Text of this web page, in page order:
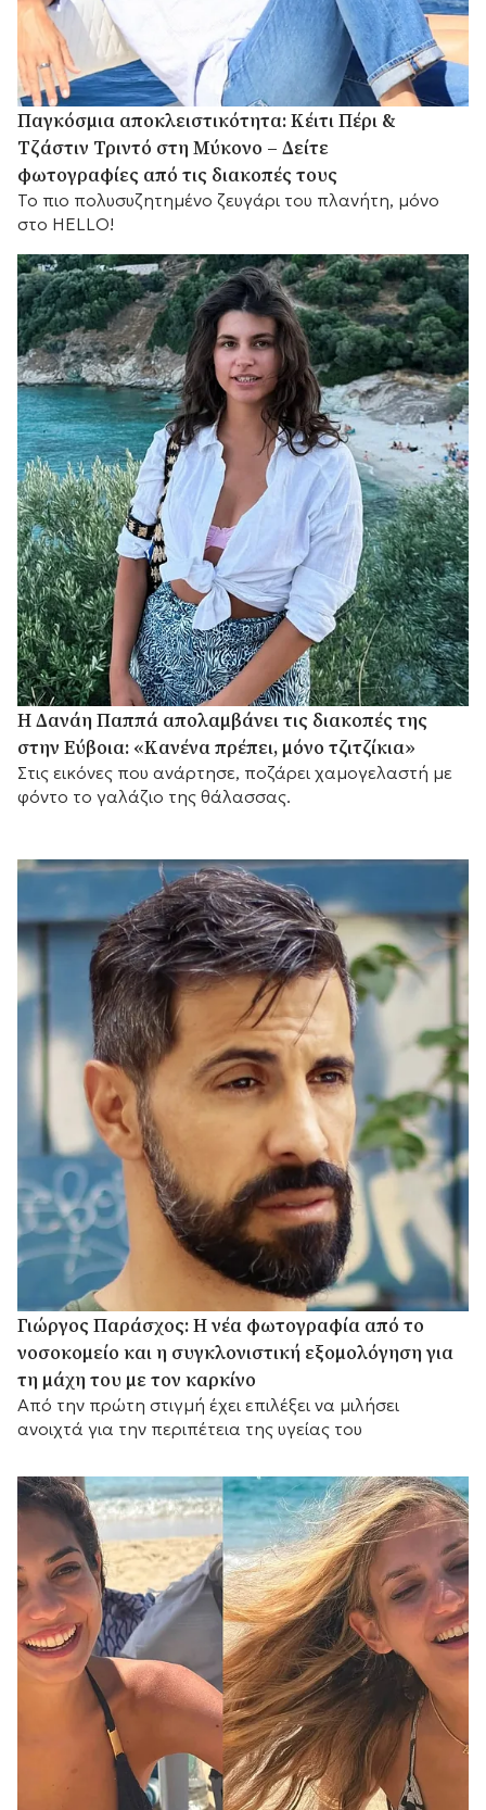
Παγκόσμια αποκλειστικότητα: Κέιτι Πέρι &
Τζάστιν Τριντό στη Μύκονο – Δείτε
φωτογραφίες από τις διακοπές τους
Το πιο πολυσυζητημένο ζευγάρι του πλανήτη, μόνο
στο HELLO!
Η Δανάη Παππά απολαμβάνει τις διακοπές της
στην Εύβοια: «Κανένα πρέπει, μόνο τζιτζίκια»
Στις εικόνες που ανάρτησε, ποζάρει χαμογελαστή με
φόντο το γαλάζιο της θάλασσας.
Γιώργος Παράσχος: Η νέα φωτογραφία από το
νοσοκομείο και η συγκλονιστική εξομολόγηση για
τη μάχη του με τον καρκίνο
Από την πρώτη στιγμή έχει επιλέξει να μιλήσει
ανοιχτά για την περιπέτεια της υγείας του